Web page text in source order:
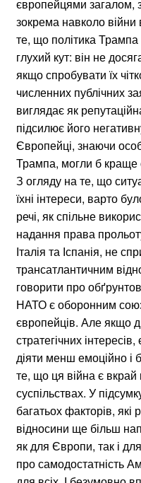
європейцями загалом,
зокрема навколо війни
те, що політика
глухий кут: він не
якщо спробувати їх
численних публічних
виглядає як
підсилює його
Європейці, знаючи
Трампа, могли б краще
З огляду на те, що
їхні інтереси, варто
речі, як спільне
надання права
Італія та Іспанія, не
трансатлантичним
говорити про
НАТО є оборонним
європейців. Але якщо
стратегічних
діяти менш емоційно і
те, що ця війна є
суспільствах. У
багатьох факторів, які
відносини ще більш
як для Європи, так і
про самодостатність